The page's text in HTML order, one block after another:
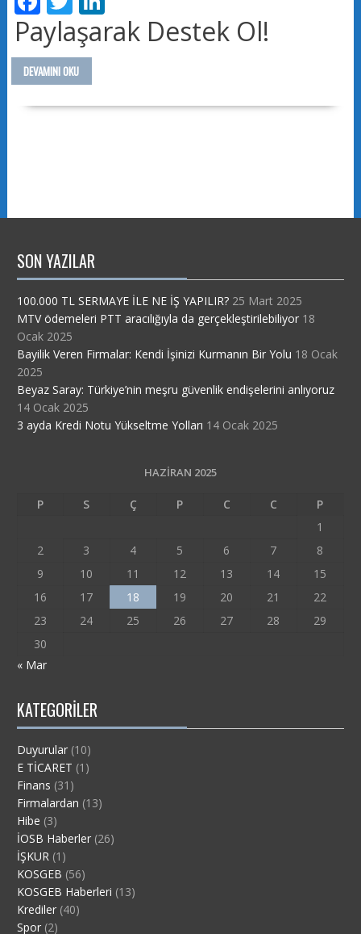
ac
e
b
o
w
itt
er
n
k
dI
Paylaşarak Destek Ol!
DEVAMINI OKU
SON YAZILAR
100.000 TL SERMAYE İLE NE İŞ YAPILIR? 25 Mart 2025
MTV ödemeleri PTT aracılığıyla da gerçekleştirilebiliyor 18
Ocak 2025
Bayilik Veren Firmalar: Kendi İşinizi Kurmanın Bir Yolu 18 Ocak
2025
Beyaz Saray: Türkiye’nin meşru güvenlik endişelerini anlıyoruz
14 Ocak 2025
3 ayda Kredi Notu Yükseltme Yolları 14 Ocak 2025
HAZIRAN 2025
P S Ç P C C
P
1
2
3 4 5 6 7
8
9
10 11 12 13 14
15
16
17 18 19 20 21
22
23
24 25 26 27 28
29
30
« Mar
KATEGORILER
Duyurular(10)
E TİCARET (1)
Finans (31)
Firmalardan (13)
Hibe (3)
İOSB Haberler(26)
İŞKUR(1)
KOSGEB (56)
KOSGEB Haberleri (13)
Krediler(40)
Spor(2)